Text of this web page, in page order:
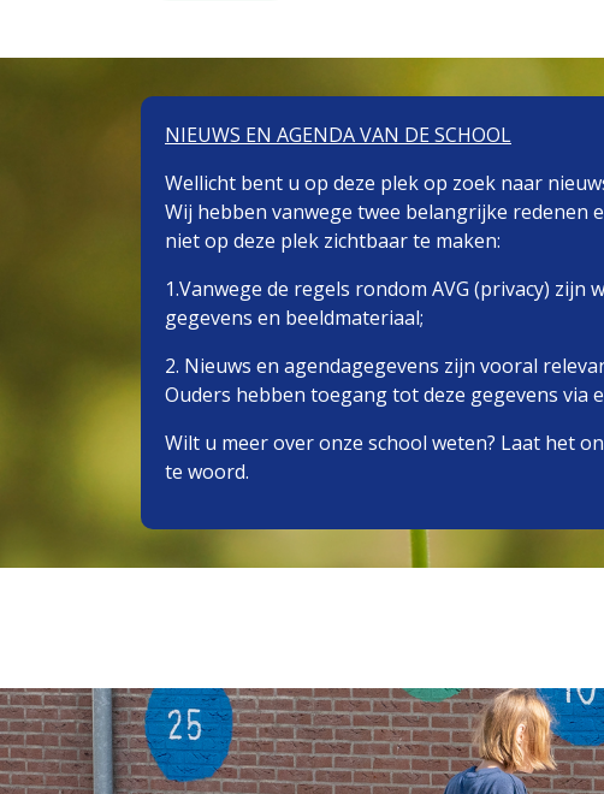
NIEUWS EN AGENDA VAN DE SCHOOL
Wellicht bent u op deze plek op zoek naar
Wij hebben vanwege twee belangrijke redenen
niet op deze plek zichtbaar te maken:
1.Vanwege de regels rondom AVG (privacy)
gegevens en beeldmateriaal;
2. Nieuws en agendagegevens zijn vooral
Ouders hebben toegang tot deze gegevens via
Wilt u meer over onze school weten? Laat het
te woord.